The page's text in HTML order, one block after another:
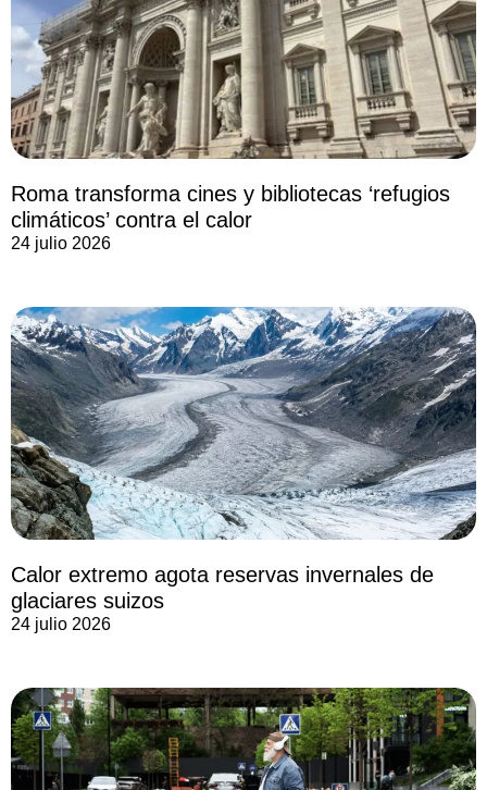
Roma transforma cines y bibliotecas ‘refugios
climáticos’ contra el calor
24 julio 2026
Calor extremo agota reservas invernales de
glaciares suizos
24 julio 2026